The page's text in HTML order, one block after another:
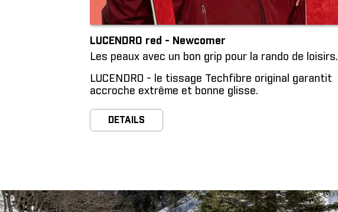
LUCENDRO red - Newcomer
Les peaux avec un bon grip pour la rando de loisirs.
LUCENDRO - le tissage Techfibre original garantit
accroche extrême et bonne glisse.
DETAILS